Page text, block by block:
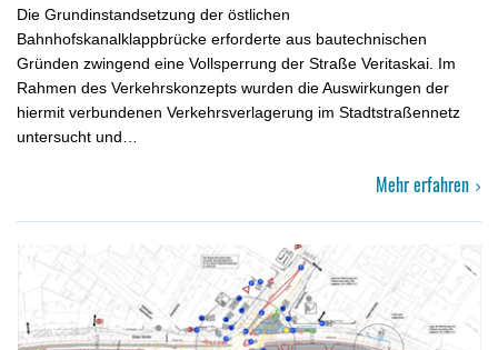
Die Grundinstandsetzung der östlichen
Bahnhofskanalklappbrücke erforderte aus bautechnischen
Gründen zwingend eine Vollsper­rung der Straße Veritaskai. Im
Rahmen des Verkehrskonzepts wur­den die Auswirkungen der
hiermit verbundenen Verkehrsverlage­rung im Stadtstraßennetz
untersucht und…
Mehr erfahren